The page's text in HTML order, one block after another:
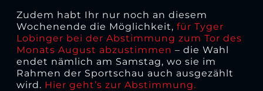
Zudem habt Ihr nur noch an diesem
Wochenende die Möglichkeit, für Tyger
Lobinger bei der Abstimmung zum Tor des
Monats August abzustimmen – die Wahl
endet nämlich am Samstag, wo sie im
Rahmen der Sportschau auch ausgezählt
wird. Hier geht’s zur Abstimmung.